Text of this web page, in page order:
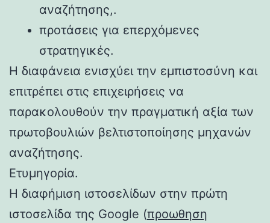
αναζήτησης,.
προτάσεις για επερχόμενες
στρατηγικές.
Η διαφάνεια ενισχύει την εμπιστοσύνη και
επιτρέπει στις επιχειρήσεις να
παρακολουθούν την πραγματική αξία των
πρωτοβουλιών βελτιστοποίησης μηχανών
αναζήτησης.
Ετυμηγορία.
Η διαφήμιση ιστοσελίδων στην πρώτη
ιστοσελίδα της Google (προωθηση